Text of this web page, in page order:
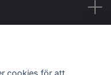
cookies för att